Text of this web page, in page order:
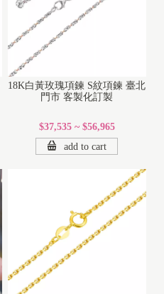
18K白黃玫瑰項鍊 S紋項鍊 臺北
門市 客製化訂製
$37,535 ~ $56,965
add to cart